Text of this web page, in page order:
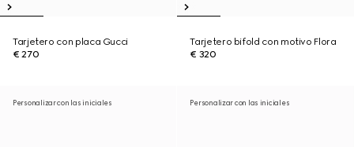
Tarjetero con placa Gucci
€ 270
Tarjetero bifold con motivo Flora
€ 320
Personalizar con las iniciales Personalizar con las iniciales